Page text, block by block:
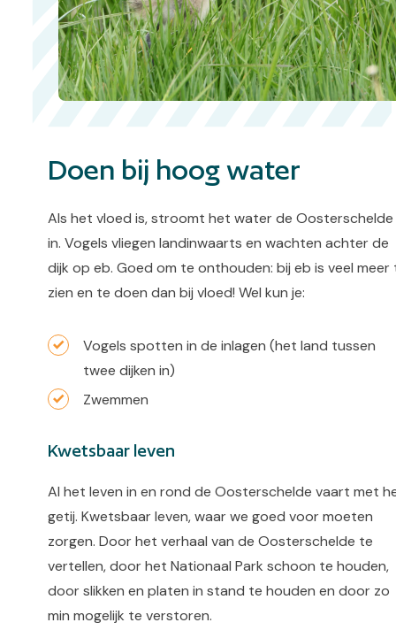
Doen bij hoog water
Als het vloed is, stroomt het water de Oosterschelde
in. Vogels vliegen landinwaarts en wachten achter de
dijk op eb. Goed om te onthouden: bij eb is veel meer
zien en te doen dan bij vloed! Wel kun je:
Vogels spotten in de inlagen (het land tussen
twee dijken in)
Zwemmen
Kwetsbaar leven
Al het leven in en rond de Oosterschelde vaart met
getij. Kwetsbaar leven, waar we goed voor moeten
zorgen. Door het verhaal van de Oosterschelde te
vertellen, door het Nationaal Park schoon te houden,
door slikken en platen in stand te houden en door zo
min mogelijk te verstoren.